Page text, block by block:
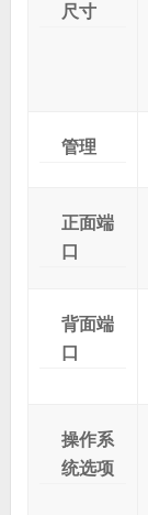
尺寸
管理
正面端
口
背面端
口
操作系
统选项